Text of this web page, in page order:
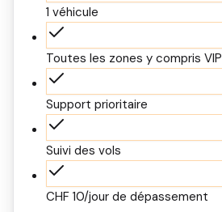
1 véhicule
Toutes les zones y compris VIP
Support prioritaire
Suivi des vols
CHF 10/jour de dépassement